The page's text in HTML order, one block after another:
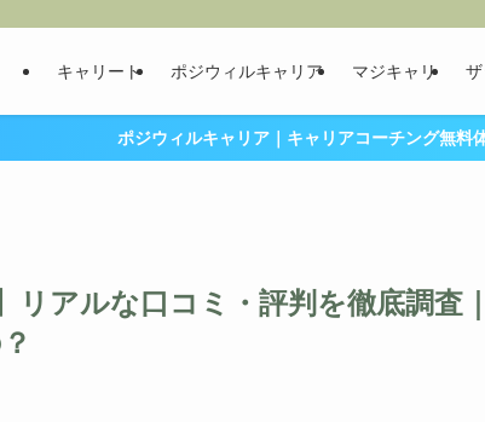
キャリート ポジウィルキャリア マジキャリ
ポジウィルキャリア｜キャリアコーチング無料
リアルな口コミ・評判を徹底調査